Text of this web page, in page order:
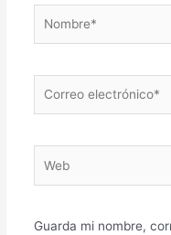
electrónico*
Guarda mi nombre,